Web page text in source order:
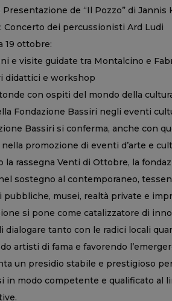
Presentazione de “Il Pozzo” di
Concerto dei percussionisti Ard Ludi
19 ottobre:
e visite guidate tra Montalcino e
didattici e workshop
con ospiti del mondo della
Fondazione Bassiri negli eventi
Bassiri si conferma, anche con
promozione di eventi d’arte e
la rassegna Venti di Ottobre, la
sostegno al contemporaneo,
pubbliche, musei, realtà private e
si pone come catalizzatore di
dialogare tanto con le radici locali
artisti di fama e favorendo
un presidio stabile e prestigioso
in modo competente e qualificato al